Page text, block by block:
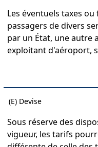
Les éventuels taxes
passagers de divers
par un État, une autre
exploitant d'aéroport,
(E) Devise
Sous réserve des
vigueur, les tarifs